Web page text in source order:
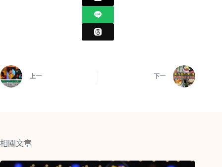
上一 下一
相關文章